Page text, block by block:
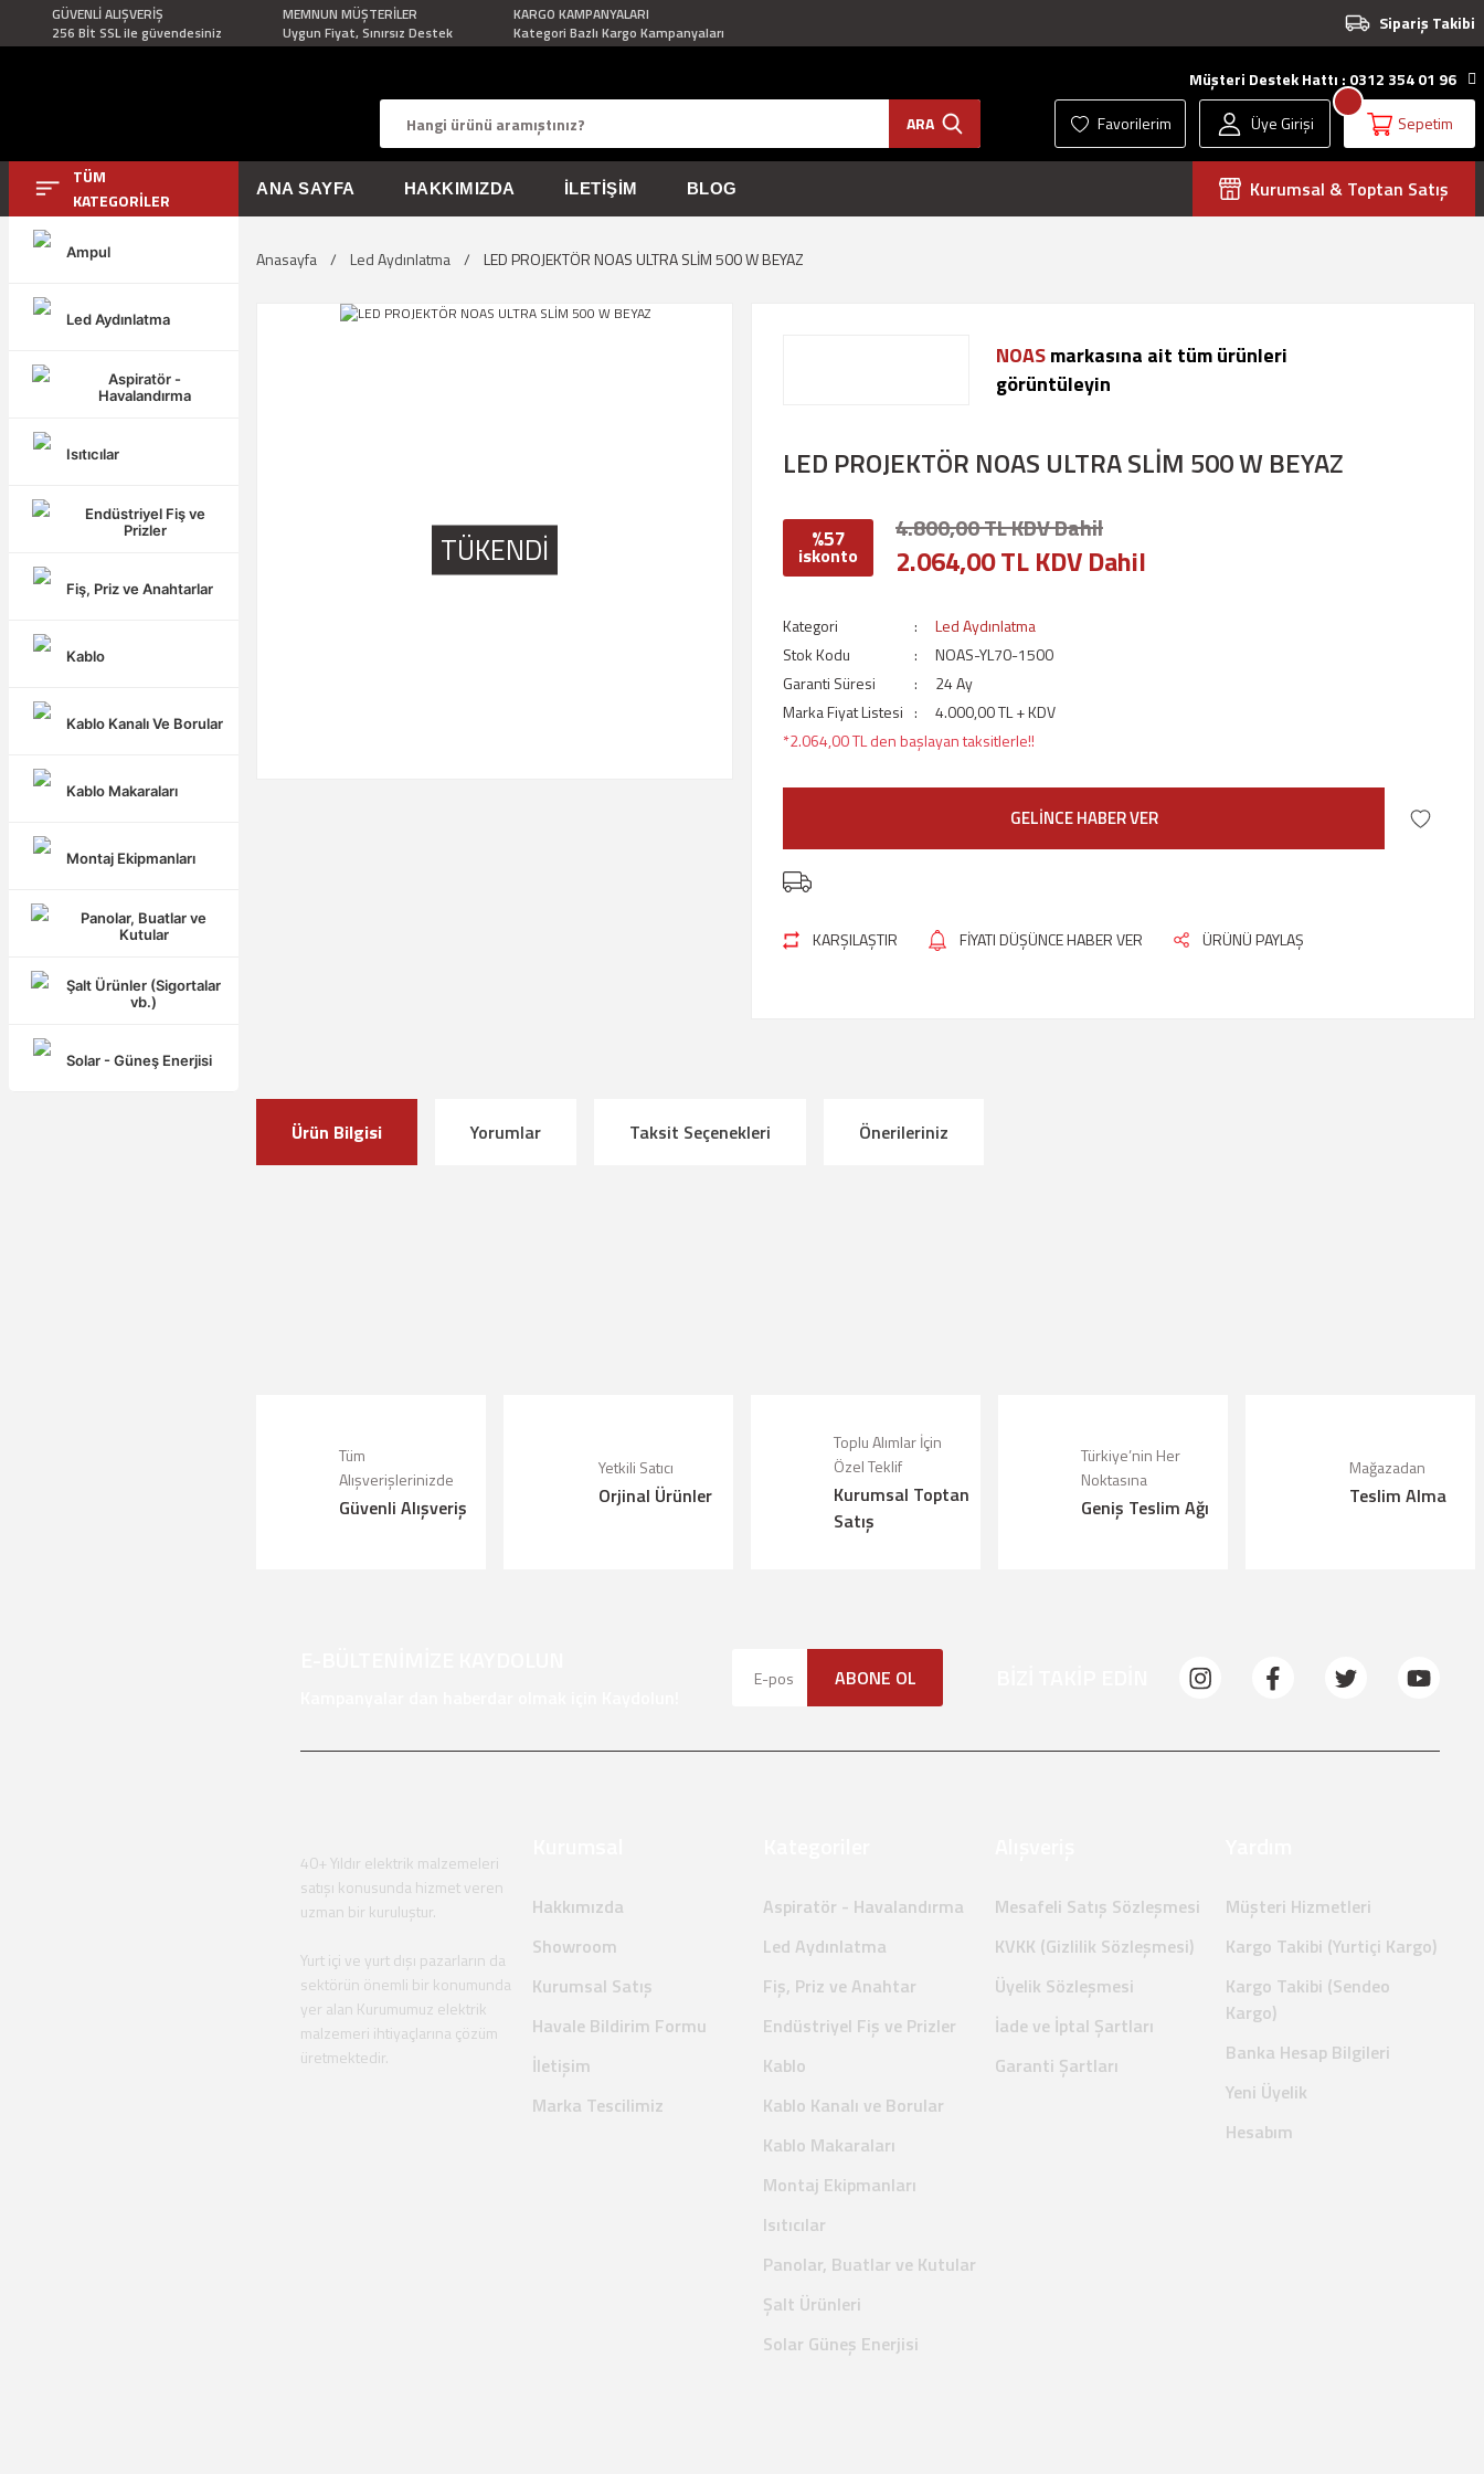
GÜVENLİ ALIŞVERİŞ
256 Bİt SSL ile güvendesiniz
MEMNUN MÜŞTERİLER
Uygun Fiyat, Sınırsız Destek
KARGO KAMPANYALARI
Kategori Bazlı Kargo Kampanyaları
Sipariş Takibi
Müşteri Destek Hattı : 0312 354 01 96
ARA
Favorilerim Üye Girişi Sepetim
TÜM
KATEGORİLER
Ampul
Led Aydınlatma
Aspiratör -
Havalandırma
Isıtıcılar
Endüstriyel Fiş ve
Prizler
Fiş, Priz ve Anahtarlar
Kablo
Kablo Kanalı Ve Borular
Kablo Makaraları
Montaj Ekipmanları
Panolar, Buatlar ve
Kutular
Şalt Ürünler (Sigortalar
vb.)
Solar - Güneş Enerjisi
ANA SAYFA HAKKIMIZDA İLETIŞIM BLOG Kurumsal & Toptan Satış
Anasayfa Led Aydınlatma LED PROJEKTÖR NOAS ULTRA SLİM 500 W BEYAZ
TÜKENDİ
NOASmarkasına ait tüm ürünleri
görüntüleyin
LED PROJEKTÖR NOAS ULTRA SLİM 500 W BEYAZ
%57
iskonto
4.800,00 TL KDV Dahil
2.064,00 TL KDV Dahil
Kategori
Led Aydınlatma
Stok Kodu
NOAS-YL70-1500
Garanti Süresi
24 Ay
Marka Fiyat Listesi
4.000,00 TL + KDV
*2.064,00 TL den başlayan taksitlerle!!
GELİNCE HABER VER
KARŞILAŞTIR FİYATI DÜŞÜNCE HABER VER ÜRÜNÜ PAYLAŞ
Ürün Bilgisi Yorumlar Taksit Seçenekleri Önerileriniz
Ürün bilgilerinde hatalar bulunuyor.
Ürün fiyatı diğer sitelerden daha pahalı.
Tüm
Alışverişlerinizde
Güvenli Alışveriş
Yetkili Satıcı
Orjinal Ürünler
Toplu Alımlar İçin
Özel Teklif
Kurumsal Toptan
Satış
Türkiye’nin Her
Noktasına
Geniş Teslim Ağı
Mağazadan
Teslim Alma
ABONE OL
40+ Yıldır elektrik malzemeleri
satışı konusunda hizmet veren
uzman bir kuruluştur.
Yurt içi ve yurt dışı pazarların da
sektörün önemli bir konumunda
yer alan Kurumumuz elektrik
malzemeri ihtiyaçlarına çözüm
üretmektedir.
Hakkımızda
Showroom
Kurumsal Satış
Havale Bildirim Formu
İletişim
Marka Tescilimiz
Aspiratör - Havalandırma
Led Aydınlatma
Fiş, Priz ve Anahtar
Endüstriyel Fiş ve Prizler
Kablo
Kablo Kanalı ve Borular
Kablo Makaraları
Montaj Ekipmanları
Isıtıcılar
Panolar, Buatlar ve Kutular
Şalt Ürünleri
Solar Güneş Enerjisi
Mesafeli Satış Sözleşmesi
KVKK (Gizlilik Sözleşmesi)
Üyelik Sözleşmesi
İade ve İptal Şartları
Garanti Şartları
Müşteri Hizmetleri
Kargo Takibi (Yurtiçi Kargo)
Kargo Takibi (Sendeo
Kargo)
Banka Hesap Bilgileri
Yeni Üyelik
Hesabım